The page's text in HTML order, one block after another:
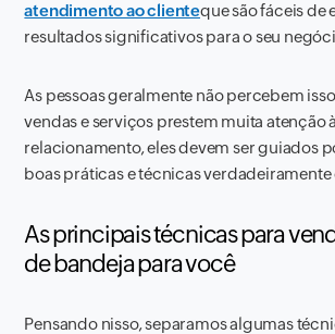
atendimento ao clienteque são fáceis de
resultados significativos para o seu
As pessoas geralmente não percebem
vendas e serviços prestem muita atenção
relacionamento, eles devem ser guiados
boas práticas e técnicas verdadeiramente
As principais técnicas para
de bandeja para você
Pensando nisso, separamos algumas